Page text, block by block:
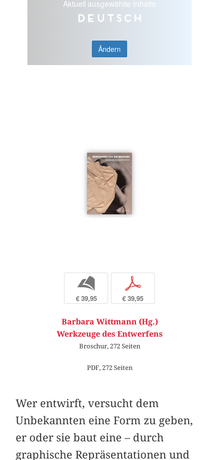
Aktuell ausgewählte Inhalte
Deutsch
Ändern
b
€ 39,95
p
€ 39,95
Barbara Wittmann (Hg.)
Werkzeuge des Entwerfens
Broschur, 272 Seiten
PDF, 272 Seiten
Wer entwirft, versucht dem
Unbekannten eine Form zu geben,
er oder sie baut eine – durch
graphische Repräsentationen und